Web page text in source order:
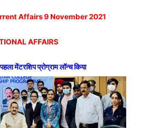
Affairs 9 November 2021
AFFAIRS
मेंटरशिप प्रोग्राम लॉन्च किया